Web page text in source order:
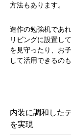
方法もあります。
造作の勉強机であ
リビングに設置し
を見守ったり、お
して活用できるの
内装に調和した
を実現